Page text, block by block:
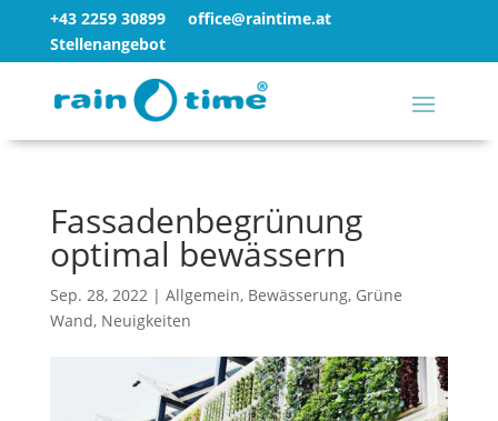
+43 2259 30899
office@raintime.at
Stellenangebot
Fassadenbegrünung
optimal bewässern
Sep. 28, 2022| Allgemein, Bewässerung, Grüne
Wand, Neuigkeiten